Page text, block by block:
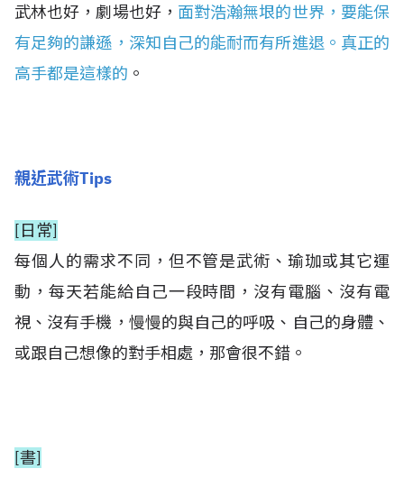
武林也好，劇場也好， 面對浩瀚無垠的世界，要能保
有足夠的謙遜，深知自己的能耐而有所進退。真正的
高手都是這樣的 。
親近武術Tips
[日常]
每個人的需求不同，但不管是武術、瑜珈或其它運
動，每天若能給自己一段時間，沒有電腦、沒有電
視、沒有手機，慢慢的與自己的呼吸、自己的身體、
或跟自己想像的對手相處，那會很不錯。
[書]